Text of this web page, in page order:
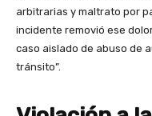
arbitrarias y maltrato por
incidente removió ese
caso aislado de abuso de
tránsito”.